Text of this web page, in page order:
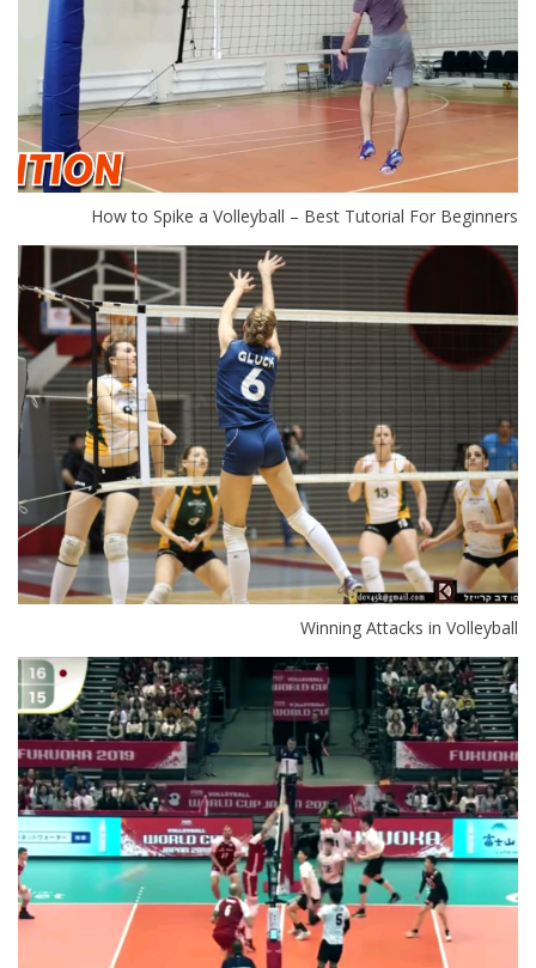
How to Spike a Volleyball – Best Tutorial For Beginners
Winning Attacks in Volleyball